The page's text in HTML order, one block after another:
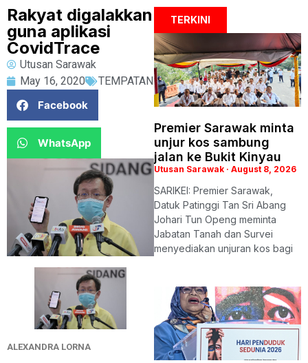
Rakyat digalakkan
guna aplikasi
CovidTrace
Utusan Sarawak
May 16, 2020
TEMPATAN
Facebook
WhatsApp
ALEXANDRA LORNA
TERKINI
Premier Sarawak minta
unjur kos sambung
jalan ke Bukit Kinyau
Utusan Sarawak August 8, 2026
SARIKEI: Premier Sarawak,
Datuk Patinggi Tan Sri Abang
Johari Tun Openg meminta
Jabatan Tanah dan Survei
menyediakan unjuran kos bagi